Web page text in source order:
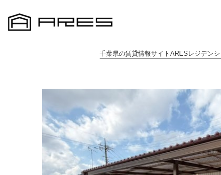
千葉県の賃貸情報サイトARESレジデン